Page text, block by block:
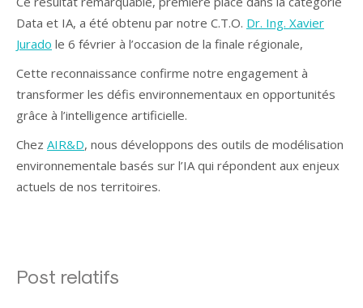
Data et IA, a été obtenu par notre C.T.O. Dr. Ing. Xavier
Jurado le 6 février à l’occasion de la finale régionale,
Cette reconnaissance confirme notre engagement à
transformer les défis environnementaux en opportunités
grâce à l’intelligence artificielle.
Chez AIR&D, nous développons des outils de modélisation
environnementale basés sur l’IA qui répondent aux enjeux
actuels de nos territoires.
Post relatifs